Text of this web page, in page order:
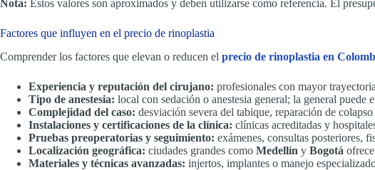
Nota: Estos valores son aproximados y deben utilizarse como referencia. El
Factores que influyen en el precio de rinoplastia
Comprender los factores que elevan o reducen el precio de rinoplastia en
Experiencia y reputación del cirujano: profesionales con mayor
Tipo de anestesia: local con sedación o anestesia general; la general puede
Complejidad del caso: desviación severa del tabique, reparación de
Instalaciones y certificaciones de la clínica: clínicas acreditadas y
Pruebas preoperatorias y seguimiento: exámenes, consultas posteriores,
Localización geográfica: ciudades grandes como Medellín y Bogotá
Materiales y técnicas avanzadas: injertos, implantes o manejo